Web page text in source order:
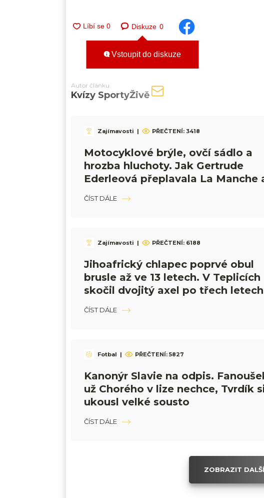
Diskuze 0
Vstoupit do diskuze
Autor článku
Kvízy SportyŽivě
Zajímavosti | PŘEČTENÍ: 3418
Motocyklové brýle, ovčí sádlo a
hrozba hluchoty. Jak Gertrude
Ederleová přeplavala La Manche
změnila dějiny
ČÍST DÁLE
Zajímavosti | PŘEČTENÍ: 6188
Jihoafrický chlapec poprvé obul
brusle až ve 13 letech. V Teplicích
skočil dvojitý axel po třech letech
ČÍST DÁLE
Fotbal | PŘEČTENÍ: 5827
Kanonýr Slavie na odpis.
už Chorého v lize nechce, Tvrdík
ukousl velké sousto
ČÍST DÁLE
ZOBRAZIT